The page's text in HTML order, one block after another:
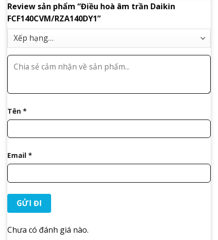
Review sản phẩm “Điều hoà âm trần Daikin
FCF140CVM/RZA140DY1”
Tên *
Email *
Chưa có đánh giá nào.